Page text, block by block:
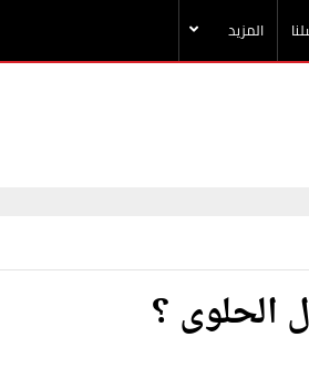
المزيد
الحلوى ؟